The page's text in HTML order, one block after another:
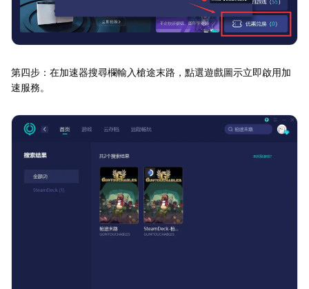
第四步：在加速器搜尋欄輸入槍途末路，點選遊戲圖示立即啟用加
速服務。